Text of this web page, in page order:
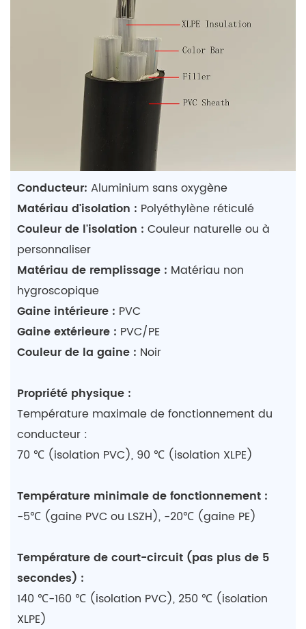
Conducteur: Aluminium sans oxygène
Matériau d'isolation : Polyéthylène réticulé
Couleur de l'isolation : Couleur naturelle ou à
personnaliser
Matériau de remplissage : Matériau non
hygroscopique
Gaine intérieure : PVC
Gaine extérieure : PVC/PE
Couleur de la gaine : Noir
Propriété physique :
Température maximale de fonctionnement du
conducteur :
70 ℃ (isolation PVC), 90 ℃ (isolation XLPE)
Température minimale de fonctionnement :
-5℃ (gaine PVC ou LSZH), -20℃ (gaine PE)
Température de court-circuit (pas plus de 5
secondes) :
140 ℃-160 ℃ (isolation PVC), 250 ℃ (isolation
XLPE)